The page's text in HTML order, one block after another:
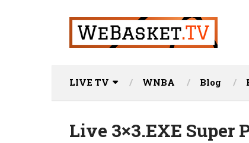
LIVE TV WNBA Blog
Live 3×3.EXE Super